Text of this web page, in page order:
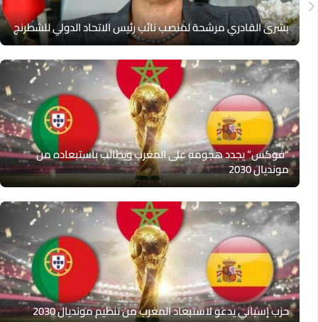
بشرى القادري مرشحة لمنصب نائب رئيس الاتحاد الدولي للشطرنج
“فوكس” يجدد هجومه على المغرب ويطالب باستبعاده من
مونديال 2030
حزب إسباني يدعو لاستبعاد المغرب من تنظيم مونديال 2030